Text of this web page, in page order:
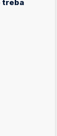
treba